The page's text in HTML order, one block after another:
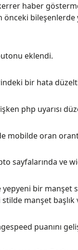
haber
önceki
eklendi.
bir hata
php uyarısı
mobilde oran
sayfalarında ve
bir manşet
stilde manşet
puanını